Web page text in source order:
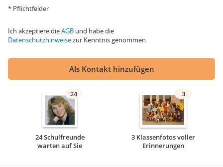
* Pflichtfelder
Ich akzeptiere dieAGB und habe die
Datenschutzhinweisezur Kenntnis genommen.
Als Kontakt hinzufügen
24
24 Schulfreunde
warten auf Sie
3
3 Klassenfotos voller
Erinnerungen